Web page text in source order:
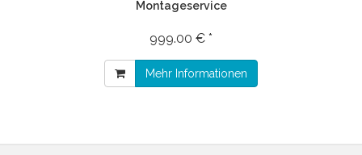
Montageservice
999.00 € *
Mehr Informationen